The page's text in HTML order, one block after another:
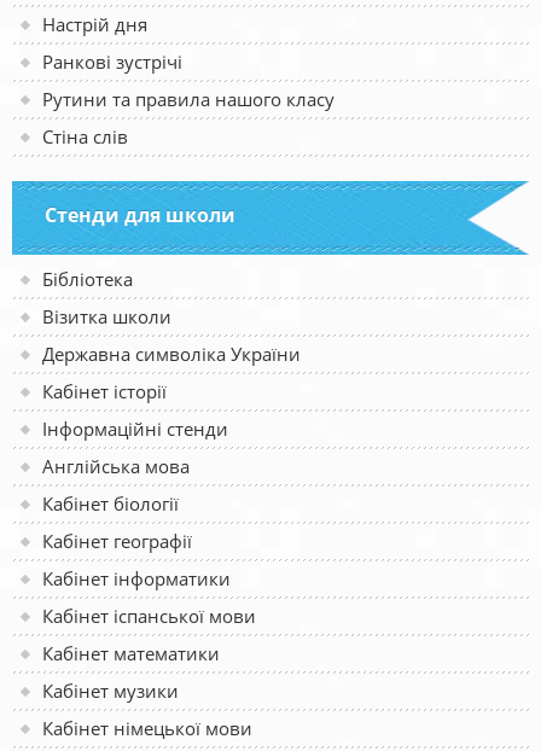
Настрій дня
Ранкові зустрічі
Рутини та правила нашого класу
Стіна слів
Стенди для школи
Бібліотека
Візитка школи
Державна символіка України
Кабінет історії
Інформаційні стенди
Англійська мова
Кабінет біології
Кабінет географії
Кабінет інформатики
Кабінет іспанської мови
Кабінет математики
Кабінет музики
Кабінет німецької мови